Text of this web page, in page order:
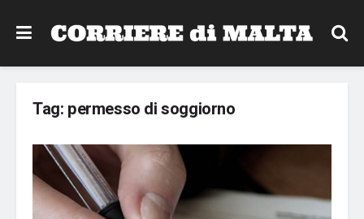
Tag: permesso di soggiorno